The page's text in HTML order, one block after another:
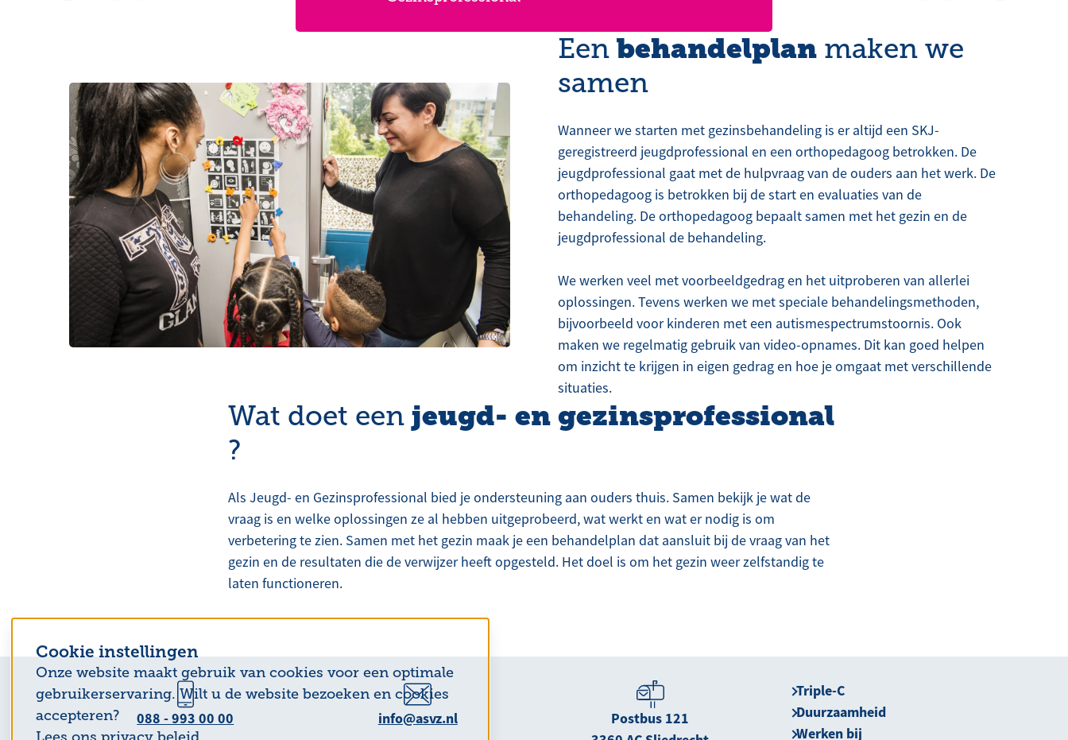
Cookie instellingen
Onze website maakt gebruik van cookies voor een optimale
gebruikerservaring. Wilt u de website bezoeken en cookies
accepteren?
Lees ons privacy beleid.
Een behandelplan maken we
samen
Wanneer we starten met gezinsbehandeling is er altijd een SKJ-
geregistreerd jeugdprofessional en een orthopedagoog betrokken. De
jeugdprofessional gaat met de hulpvraag van de ouders aan het werk. De
orthopedagoog is betrokken bij de start en evaluaties van de
behandeling. De orthopedagoog bepaalt samen met het gezin en de
jeugdprofessional de behandeling.
We werken veel met voorbeeldgedrag en het uitproberen van allerlei
oplossingen. Tevens werken we met speciale behandelingsmethoden,
bijvoorbeeld voor kinderen met een autismespectrumstoornis. Ook
maken we regelmatig gebruik van video-opnames. Dit kan goed helpen
om inzicht te krijgen in eigen gedrag en hoe je omgaat met verschillende
situaties.
Wat doet een jeugd- en gezinsprofessional
?
Als Jeugd- en Gezinsprofessional bied je ondersteuning aan ouders thuis. Samen bekijk je wat de
vraag is en welke oplossingen ze al hebben uitgeprobeerd, wat werkt en wat er nodig is om
verbetering te zien. Samen met het gezin maak je een behandelplan dat aansluit bij de vraag van het
gezin en de resultaten die de verwijzer heeft opgesteld. Het doel is om het gezin weer zelfstandig te
laten functioneren.
088 - 993 00 00 info@asvz.nl
Postbus 121
Triple-C
Duurzaamheid
Werken bij